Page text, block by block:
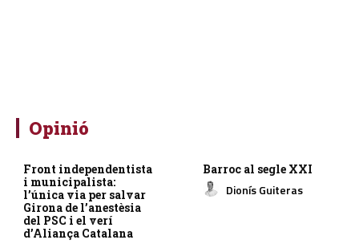
Opinió
Front independentista
i municipalista:
l’única via per salvar
Girona de l’anestèsia
del PSC i el verí
d’Aliança Catalana
Barroc al segle XXI
Dionís Guiteras